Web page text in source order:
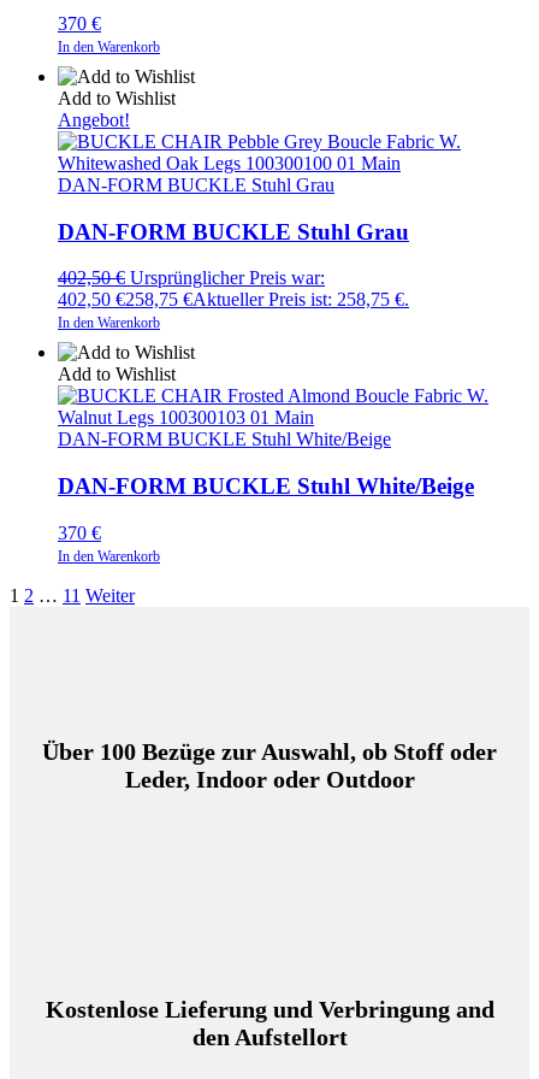
370 €
In den Warenkorb
Add to Wishlist
Angebot!
DAN-FORM BUCKLE Stuhl Grau
DAN-FORM BUCKLE Stuhl Grau
402,50€ Ursprünglicher Preis war:
402,50 €258,75 €Aktueller Preis ist: 258,75 €.
In den Warenkorb
Add to Wishlist
DAN-FORM BUCKLE Stuhl White/Beige
DAN-FORM BUCKLE Stuhl White/Beige
370 €
In den Warenkorb
1 2 … 11 Weiter
Über 100 Bezüge zur Auswahl, ob Stoff oder
Leder, Indoor oder Outdoor
Kostenlose Lieferung und Verbringung and
den Aufstellort